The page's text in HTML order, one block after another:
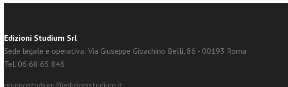
Edizioni Studium Srl
Sede legale e operativa: Via Giuseppe Gioachino Belli, 86 - 00193 Roma
Tel. 06 68 65 846
gruppostudium@edizionistudium.it